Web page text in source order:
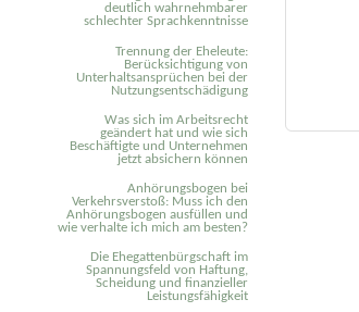
deutlich wahrnehmbarer
schlechter Sprachkenntnisse
Trennung der Eheleute:
Berücksichtigung von
Unterhaltsansprüchen bei der
Nutzungsentschädigung
Was sich im Arbeitsrecht
geändert hat und wie sich
Beschäftigte und Unternehmen
jetzt absichern können
Anhörungsbogen bei
Verkehrsverstoß: Muss ich den
Anhörungsbogen ausfüllen und
wie verhalte ich mich am besten?
Die Ehegattenbürgschaft im
Spannungsfeld von Haftung,
Scheidung und finanzieller
Leistungsfähigkeit